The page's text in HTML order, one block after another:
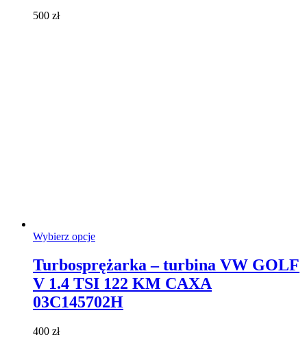
500 zł
Wybierz opcjeTen
ma
wiele
wariantów.
Opcje
można
Turbosprężarka – turbina VW GOLF
V 1.4 TSI 122 KM CAXA
03C145702H
400 zł